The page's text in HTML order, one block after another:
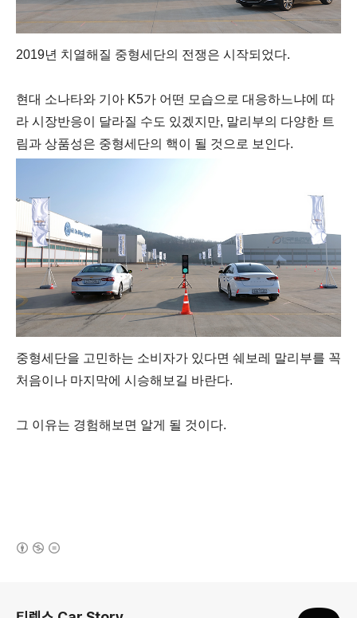
2019년 치열해질 중형세단의 전쟁은 시작되었다.
현대 소나타와 기아 K5가 어떤 모습으로 대응하느냐에 따
라 시장반응이 달라질 수도 있겠지만, 말리부의 다양한 트
림과 상품성은 중형세단의 핵이 될 것으로 보인다.
중형세단을 고민하는 소비자가 있다면 쉐보레 말리부를 꼭
처음이나 마지막에 시승해보길 바란다.
그 이유는 경험해보면 알게 될 것이다.